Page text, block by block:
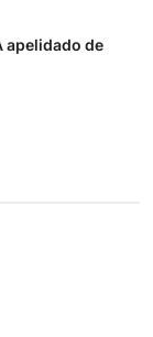
apelidado de